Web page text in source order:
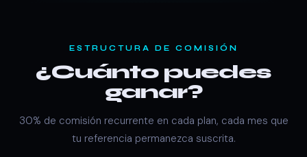
ESTRUCTURA DE COMISIÓN
¿Cuánto puedes
ganar?
30% de comisión recurrente en cada plan, cada mes que
tu referencia permanezca suscrita.